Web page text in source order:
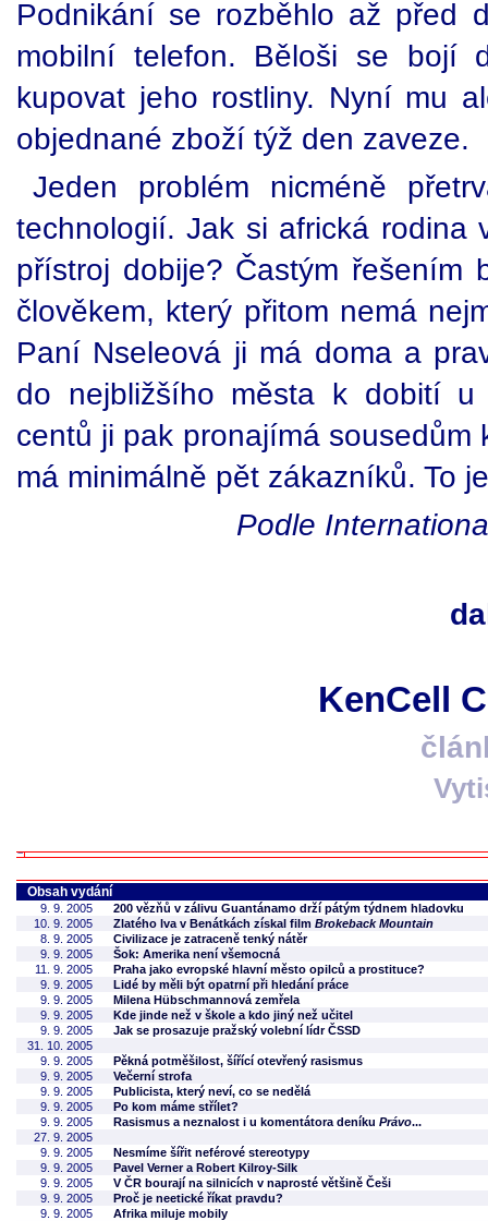
Podnikání se rozběhlo až před
mobilní telefon. Běloši se bojí
kupovat jeho rostliny. Nyní mu
objednané zboží týž den zaveze.
Jeden problém nicméně
technologií. Jak si africká rodina
přístroj dobije? Častým řešením
člověkem, který přitom nemá
Paní Nseleová ji má doma a
do nejbližšího města k dobití u
centů ji pak pronajímá
má minimálně pět zákazníků. To
Podle
KenCell
Obsah vydání
9. 9. 2005
200 vězňů v zálivu Guantánamo drží pátým týdnem hladovku
10. 9. 2005
Zlatého lva v Benátkách získal film Brokeback Mountain
8. 9. 2005
Civilizace je zatraceně tenký nátěr
9. 9. 2005
Šok: Amerika není všemocná
11. 9. 2005
Praha jako evropské hlavní město opilců a prostituce?
9. 9. 2005
Lidé by měli být opatrní při hledání práce
9. 9. 2005
Milena Hübschmannová zemřela
9. 9. 2005
Kde jinde než v škole a kdo jiný než učitel
9. 9. 2005
Jak se prosazuje pražský volební lídr ČSSD
31. 10. 2005
9. 9. 2005
Pěkná potměšilost, šířící otevřený rasismus
9. 9. 2005
Večerní strofa
9. 9. 2005
Publicista, který neví, co se nedělá
9. 9. 2005
Po kom máme střílet?
9. 9. 2005
Rasismus a neznalost i u komentátora deníku Právo...
27. 9. 2005
9. 9. 2005
Nesmíme šířit neférové stereotypy
9. 9. 2005
Pavel Verner a Robert Kilroy-Silk
9. 9. 2005
V ČR bourají na silnicích v naprosté většině Češi
9. 9. 2005
Proč je neetické říkat pravdu?
9. 9. 2005
Afrika miluje mobily